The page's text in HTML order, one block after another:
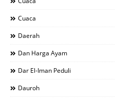
Cuaca
Daerah
Dan Harga Ayam
Dar El-Iman Peduli
Dauroh